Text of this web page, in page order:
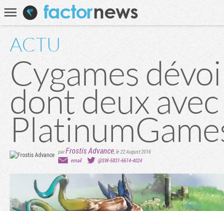
Recherche
ACTU
Cygames
dont deux avec
parFrostis Advance,le 22 August 2016
email
@SW-5831-6614-4024